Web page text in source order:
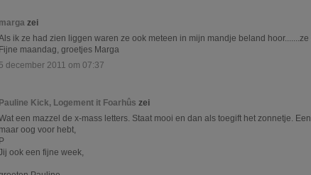
marga zei
ik ze had zien liggen waren ze ook meteen in mijn mandje beland hoor.......ze
Fijne maandag, groetjes Marga
5 december 2011 om 07:37
Pauline Kick, Logement it Foarhûs zei
een mazzel de x-mass letters. Staat mooi en dan als toegift het zonnetje.
maar oog voor hebt,
P
ook een fijne week,